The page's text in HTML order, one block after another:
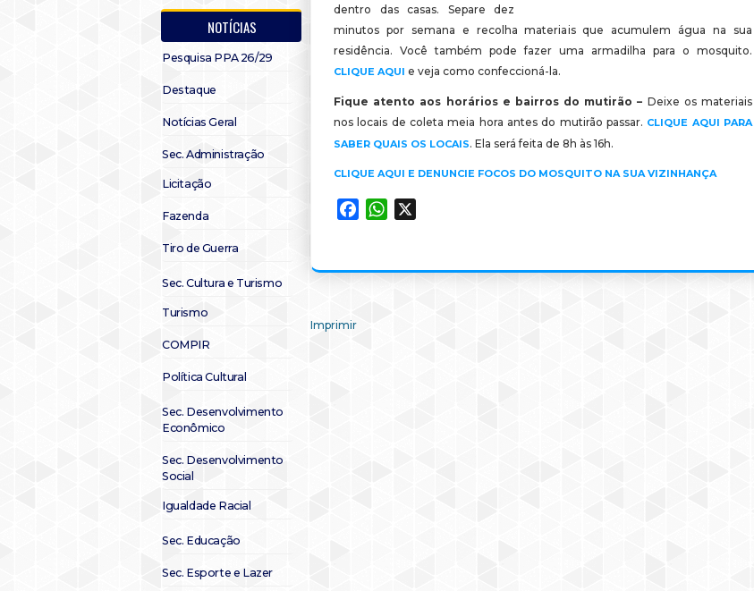
NOTÍCIAS
Pesquisa PPA 26/29
Destaque
Notícias Geral
Sec. Administração
Licitação
Fazenda
Tiro de Guerra
Sec. Cultura e Turismo
Turismo
COMPIR
Política Cultural
Sec. Desenvolvimento
Econômico
Sec. Desenvolvimento
Social
Igualdade Racial
Sec. Educação
Sec. Esporte e Lazer
dentro das casas. Separe dez
minutos por semana e recolha materiais que acumulem água na sua
residência. Você também pode fazer uma armadilha para o mosquito.
CLIQUE AQUI e veja como confeccioná-la.
Fique atento aos horários e bairros do mutirão – Deixe os materiais
nos locais de coleta meia hora antes do mutirão passar. CLIQUE AQUI PARA
SABER QUAIS OS LOCAIS. Ela será feita de 8h às 16h.
CLIQUE AQUI E DENUNCIE FOCOS DO MOSQUITO NA SUA VIZINHANÇA
FacebookWhatsApp
Imprimir